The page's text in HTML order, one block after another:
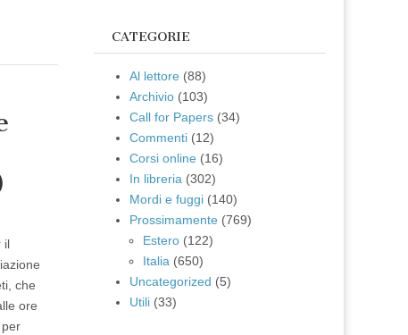
il
che
ore
CATEGORIE
Al lettore (88)
Archivio (103)
Call for Papers (34)
Commenti (12)
Corsi online (16)
In libreria (302)
Mordi e fuggi (140)
Prossimamente (769)
Estero (122)
Italia (650)
Uncategorized (5)
Utili (33)